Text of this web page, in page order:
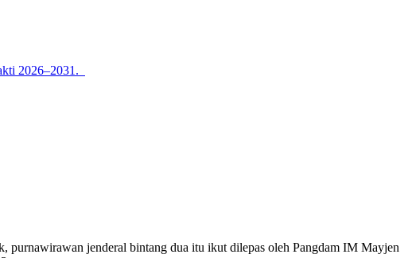
2026–2031.
purnawirawan jenderal bintang dua itu ikut dilepas oleh Pangdam IM Mayjen